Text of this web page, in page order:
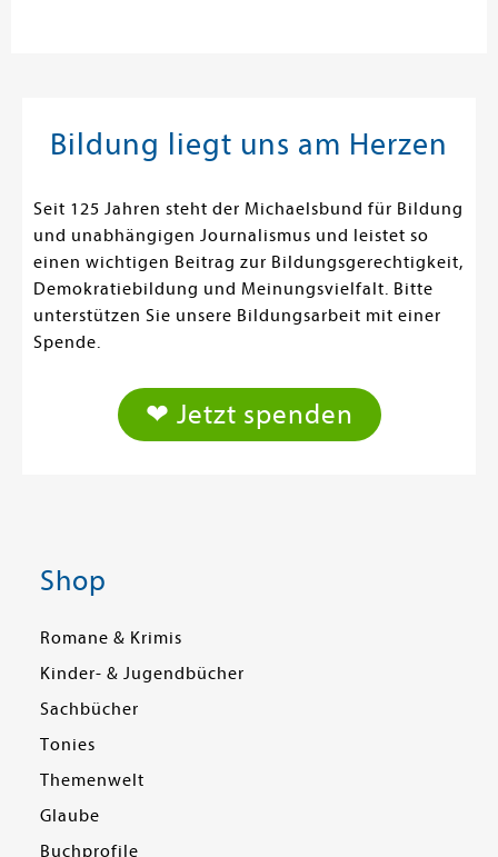
Bildung liegt uns am Herzen
Seit 125 Jahren steht der Michaelsbund für Bildung
und unabhängigen Journalismus und leistet so
einen wichtigen Beitrag zur Bildungsgerechtigkeit,
Demokratiebildung und Meinungsvielfalt. Bitte
unterstützen Sie unsere Bildungsarbeit mit einer
Spende.
❤ Jetzt spenden
Shop
Romane & Krimis
Kinder- & Jugendbücher
Sachbücher
Tonies
Themenwelt
Glaube
Buchprofile